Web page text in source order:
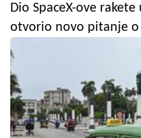
Dio SpaceX-ove
otvorio novo pitanje o